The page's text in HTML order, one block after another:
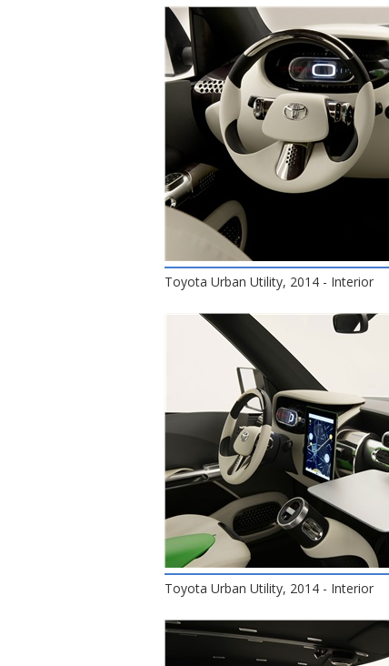
Toyota Urban Utility, 2014 - Interior
Toyota Urban Utility, 2014 - Interior